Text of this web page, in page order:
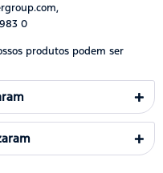
0
produtos podem ser